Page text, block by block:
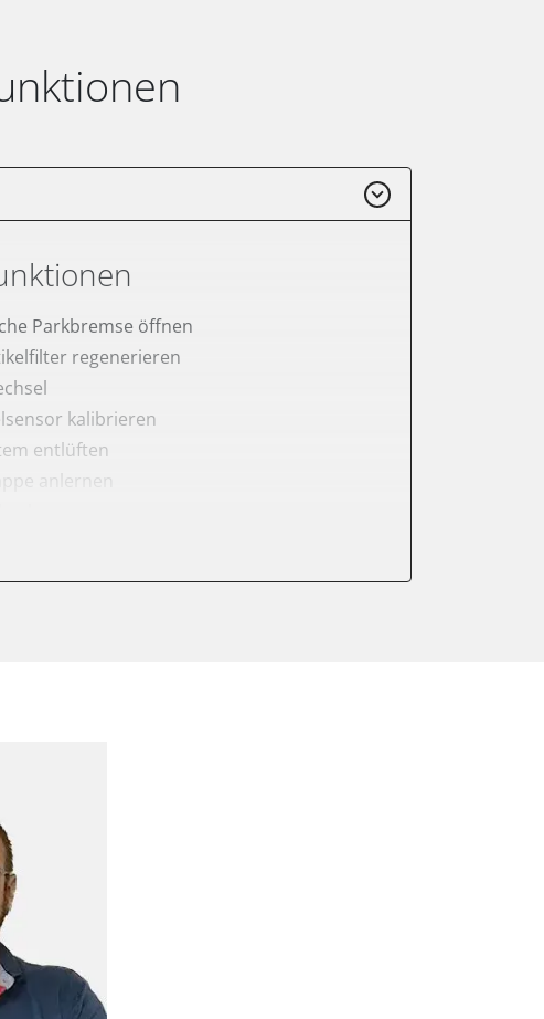
Parkbremse öffnen
regenerieren
kalibrieren
entlüften
anlernen
wechseln
Sensor anlernen
anlernen
Parkbremse schließen
zurücksetzen
Reifendruckvariante